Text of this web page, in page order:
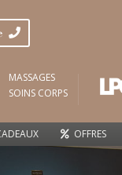
MASSAGES
SOINS CORPS
OFFRES